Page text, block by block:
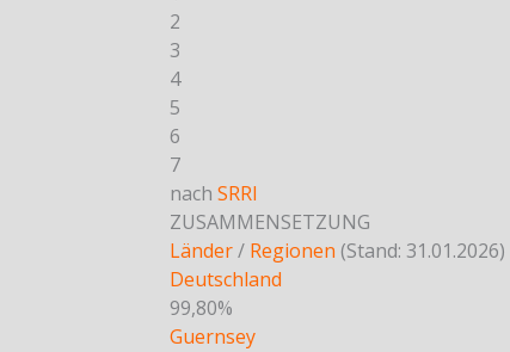
2
3
4
5
6
7
nach SRRI
ZUSAMMENSETZUNG
Länder/ Regionen (Stand: 31.01.2026)
Deutschland
99,80%
Guernsey